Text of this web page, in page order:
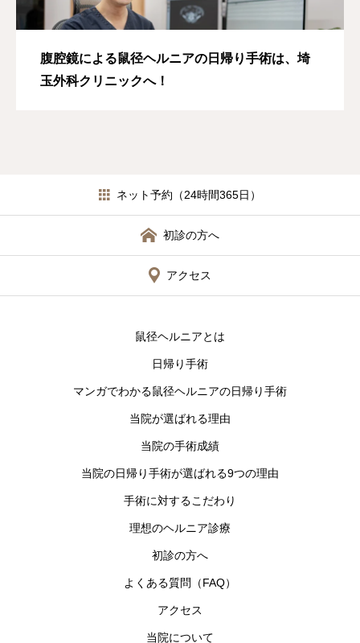
腹腔鏡による鼠径ヘルニアの日帰り手術は、埼
玉外科クリニックへ！
ネット予約（24時間365日）
初診の方へ
アクセス
鼠径ヘルニアとは
日帰り手術
マンガでわかる鼠径ヘルニアの日帰り手術
当院が選ばれる理由
当院の手術成績
当院の日帰り手術が選ばれる9つの理由
手術に対するこだわり
理想のヘルニア診療
初診の方へ
よくある質問（FAQ）
アクセス
当院について